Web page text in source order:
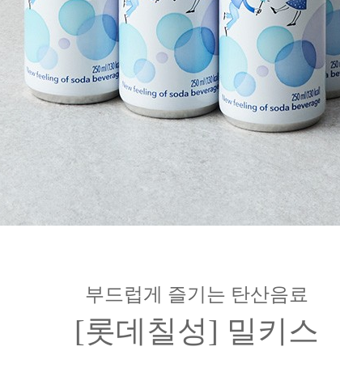
부드럽게 즐기는 탄산음료
[롯데칠성] 밀키스